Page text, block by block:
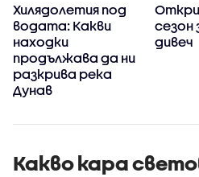
Хилядолетия под
водата: Какви
находки
продължава да ни
разкрива река
Дунав
сезон
дивеч
Какво кара